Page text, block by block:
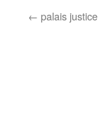
← palais justice